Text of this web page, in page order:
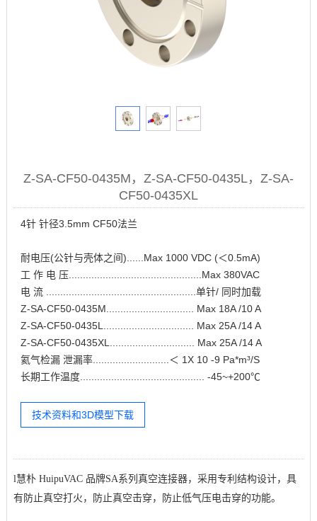
Z-SA-CF50-0435M，Z-SA-CF50-0435L，Z-SA-
CF50-0435XL
4针 针径3.5mm CF50法兰
耐电压(公针与壳体之间)......Max 1000 VDC (＜0.5mA)
工 作 电 压...............................................Max 380VAC
电 流 .....................................................单针/ 同时加载
Z-SA-CF50-0435M............................... Max 18A /10 A
Z-SA-CF50-0435L................................ Max 25A /14 A
Z-SA-CF50-0435XL.............................. Max 25A /14 A
氦气检漏 泄漏率...........................＜ 1X 10 -9 Pa*m³/S
长期工作温度............................................ -45~+200℃
技术资料和3D模型下载
l慧朴 HuipuVAC 品牌SA系列真空连接器， 采用专利结构设计，具
有防止真空打火，防止真空击穿，防止低气压电击穿的功能。